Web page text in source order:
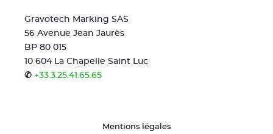
Gravotech Marking SAS
56 Avenue Jean Jaurès
BP 80 015
10 604 La Chapelle Saint Luc
✆ +33.3.25.41.65.65
Mentions légales